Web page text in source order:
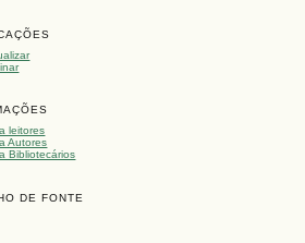
leitores
Autores
Bibliotecários
DE FONTE